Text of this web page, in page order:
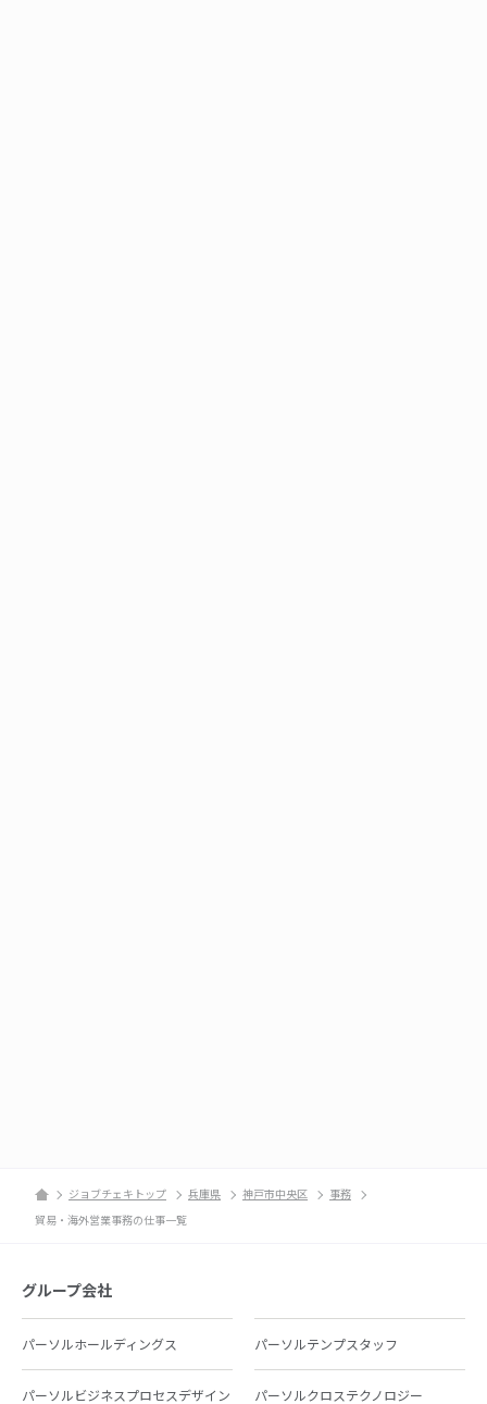
ジョブチェキトップ 兵庫県 神戸市中央区
事務
貿易・海外営業事務の仕事一覧
グループ会社
パーソルホールディングス パーソルテンプスタッフ
パーソルビジネスプロセスデザイン パーソルクロステクノロジー